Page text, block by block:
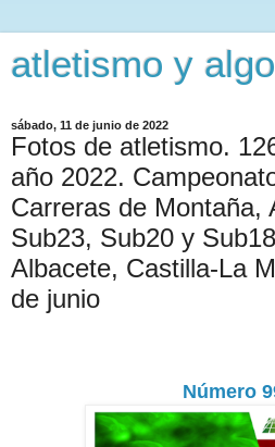
atletismo y
sábado, 11 de junio de 2022
Fotos de atletismo.
año 2022.
Carreras de Montaña,
Sub23, Sub20 y
Albacete, Castilla-La
de junio
Número